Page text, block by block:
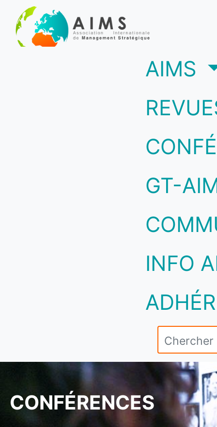
AIMS
GT-
INFO
CONFÉRENCES